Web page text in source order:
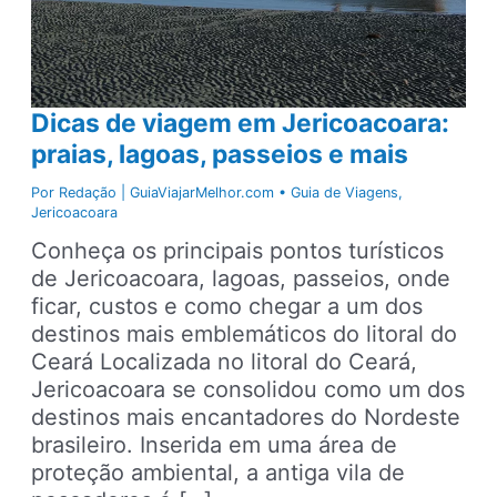
Dicas de viagem em Jericoacoara:
praias, lagoas, passeios e mais
Por Redação | GuiaViajarMelhor.com •Guia de Viagens,
Jericoacoara
Conheça os principais pontos turísticos
de Jericoacoara, lagoas, passeios, onde
ficar, custos e como chegar a um dos
destinos mais emblemáticos do litoral do
Ceará Localizada no litoral do Ceará,
Jericoacoara se consolidou como um dos
destinos mais encantadores do Nordeste
brasileiro. Inserida em uma área de
proteção ambiental, a antiga vila de